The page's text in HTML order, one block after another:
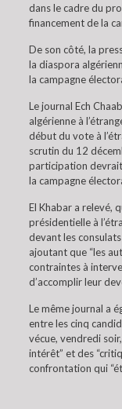
dans le cadre du
financement de la
De son côté, la
la diaspora
la campagne
Le journal Ech
algérienne à
début du vote à
scrutin du 12
participation
la campagne
El Khabar a relevé,
présidentielle à
devant les
ajoutant que “les
contraintes à
d’accomplir leur
Le même journal a
entre les cinq
vécue, vendredi
intérêt” et des
confrontation qui